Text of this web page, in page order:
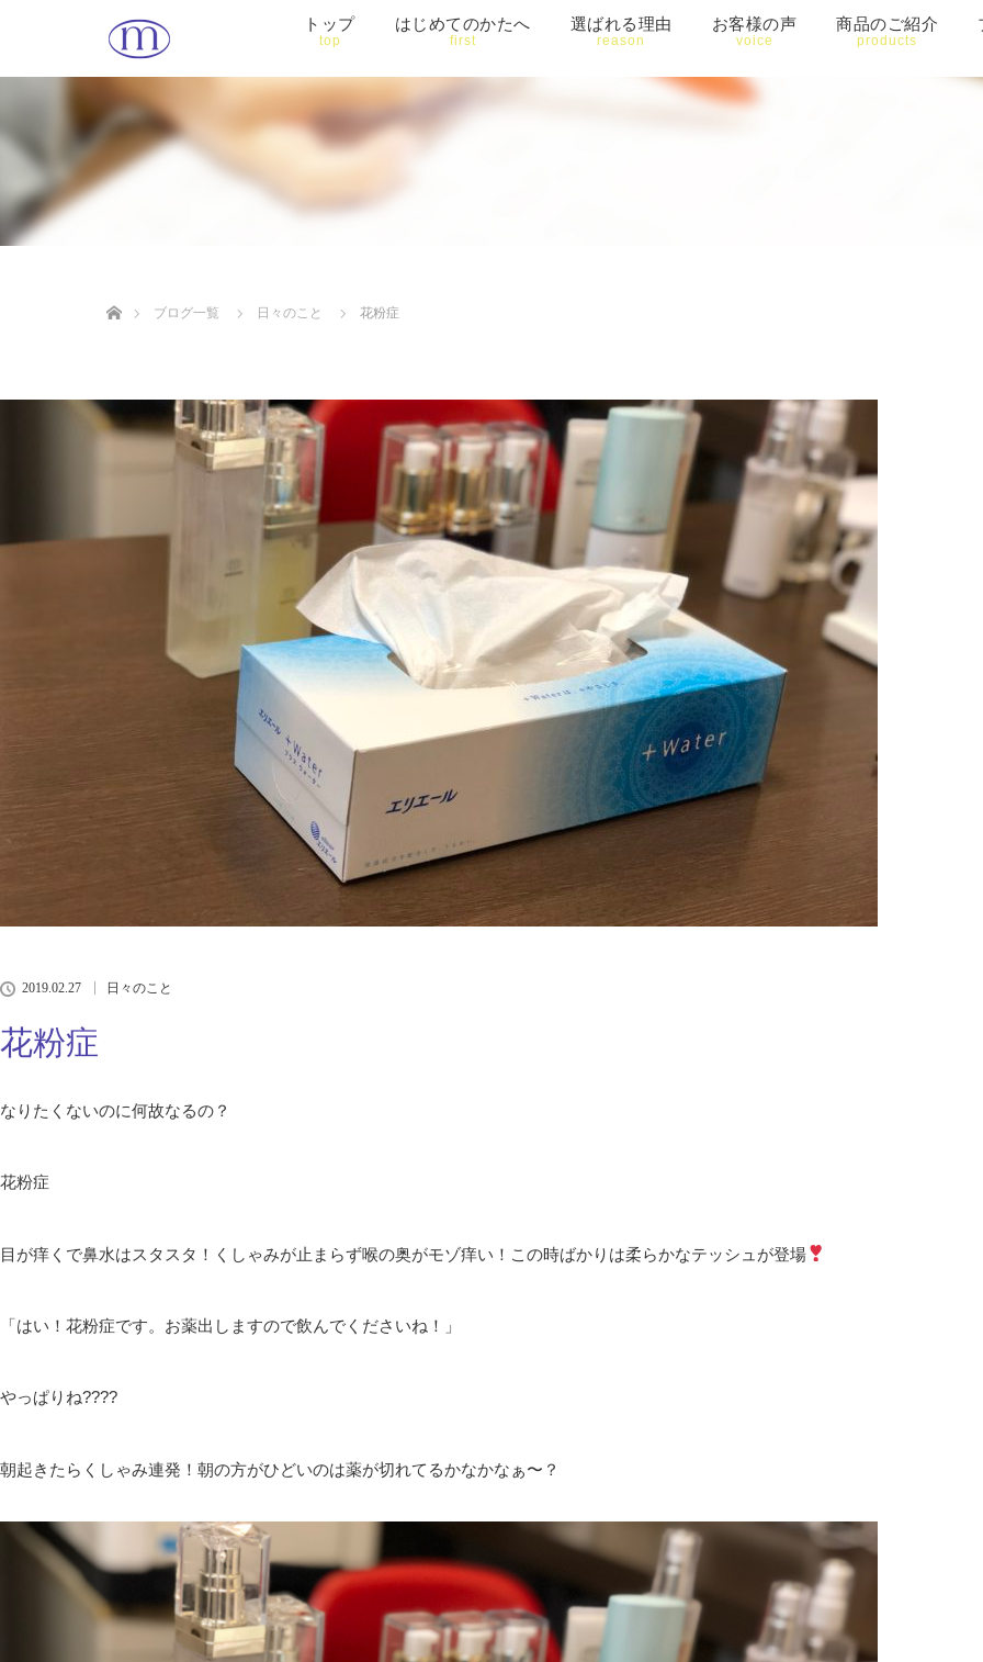
トップ
top
はじめてのかたへ
first
選ばれる理由
reason
お客様の声
voice
商品のご紹介
products
ブログ一覧
日々のこと 花粉症
2019.02.27 日々のこと
花粉症
なりたくないのに何故なるの？
花粉症
目が痒くで鼻水はスタスタ！くしゃみが止まらず喉の奥がモゾ痒い！この時ばかりは柔らかなテッシュが登場
「はい！花粉症です。お薬出しますので飲んでくださいね！」
やっぱりね????
朝起きたらくしゃみ連発！朝の方がひどいのは薬が切れてるかなかなぁ〜？